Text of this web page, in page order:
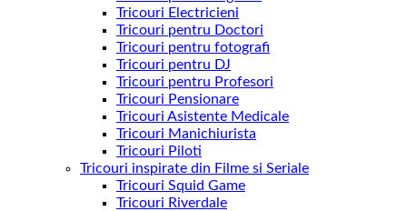
Tricouri Electricieni
Tricouri pentru Doctori
Tricouri pentru fotografi
Tricouri pentru DJ
Tricouri pentru Profesori
Tricouri Pensionare
Tricouri Asistente Medicale
Tricouri Manichiurista
Tricouri Piloti
Tricouri inspirate din Filme si Seriale
Tricouri Squid Game
Tricouri Riverdale